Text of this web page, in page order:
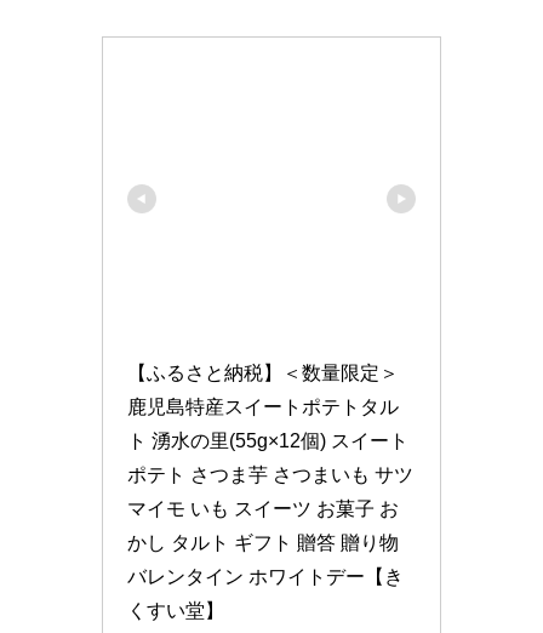
【ふるさと納税】＜数量限定＞
鹿児島特産スイートポテトタル
ト 湧水の里(55g×12個) スイート
ポテト さつま芋 さつまいも サツ
マイモ いも スイーツ お菓子 お
かし タルト ギフト 贈答 贈り物
バレンタイン ホワイトデー【き
くすい堂】